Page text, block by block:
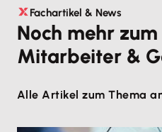
Fachartikel & News
Noch mehr
Mitarbeiter &
Alle Artikel zum Thema